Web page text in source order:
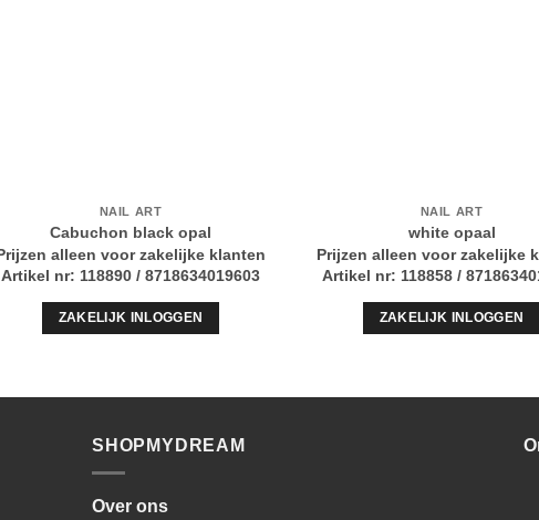
NAIL ART
Cabuchon black opal
alleen voor zakelijke klanten
Artikel nr: 118890 / 8718634019603
ZAKELIJK INLOGGEN
NAIL ART
white opaal
Prijzen alleen voor zakelijke
Artikel nr: 118858 /
ZAKELIJK INLOGGEN
SHOPMYDREAM
Over ons